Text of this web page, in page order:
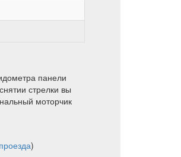
панели
стрелки вы
моторчик
)